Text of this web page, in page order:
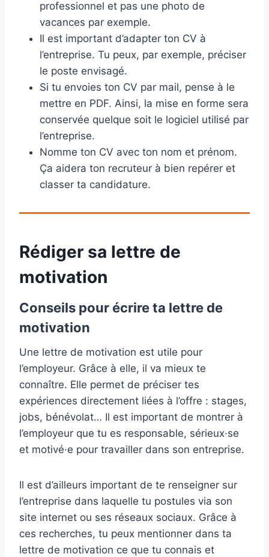
professionnel et pas une photo de
vacances par exemple.
Il est important d’adapter ton CV à
l’entreprise. Tu peux, par exemple, préciser
le poste envisagé.
Si tu envoies ton CV par mail, pense à le
mettre en PDF. Ainsi, la mise en forme sera
conservée quelque soit le logiciel utilisé par
l’entreprise.
Nomme ton CV avec ton nom et prénom.
Ça aidera ton recruteur à bien repérer et
classer ta candidature.
Rédiger sa lettre de
motivation
Conseils pour écrire ta lettre de
motivation
Une lettre de motivation est utile pour
l’employeur. Grâce à elle, il va mieux te
connaître. Elle permet de préciser tes
expériences directement liées à l’offre : stages,
jobs, bénévolat… Il est important de montrer à
l’employeur que tu es responsable, sérieux·se
et motivé·e pour travailler dans son entreprise.
Il est d’ailleurs important de te renseigner sur
l’entreprise dans laquelle tu postules via son
site internet ou ses réseaux sociaux. Grâce à
ces recherches, tu peux mentionner dans ta
lettre de motivation ce que tu connais et